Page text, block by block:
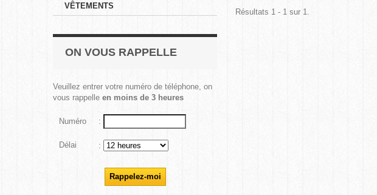
VÊTEMENTS
ON VOUS RAPPELLE
Veuillez entrer votre numéro de téléphone, on
vous rappelle en moins de 3 heures
Numéro :
Délai :
Résultats 1 - 1 sur 1.